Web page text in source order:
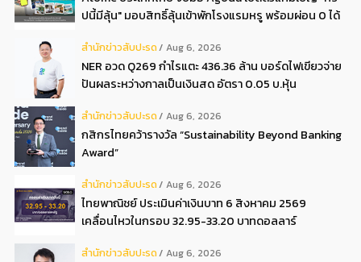
ปนี้มีลุ้น" มอบสิทธิ์ลุ้นเข้าพักโรงแรมหรู พร้อมผ่อน 0 ได้
สํานักข่าวสับปะรด Aug 6, 2026
NER อวด Q269 กำไรแตะ 436.36 ล้าน บอร์ดไฟเขียวจ่าย
ปันผลระหว่างกาลเป็นเงินสด อัตรา 0.05 บ.หุ้น
สํานักข่าวสับปะรด Aug 6, 2026
กสิกรไทยคว้ารางวัล “Sustainability Beyond Banking
Award”
สํานักข่าวสับปะรด Aug 6, 2026
ไทยพาณิชย์ ประเมินค่าเงินบาท 6 สิงหาคม 2569
เคลื่อนไหวในกรอบ 32.95-33.20 บาทดอลลาร์
สํานักข่าวสับปะรด Aug 6, 2026